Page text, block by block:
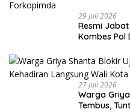
29 Juli 2026
Resmi
Kombes Pol
27 Juli 2026
Warga
Tembus,